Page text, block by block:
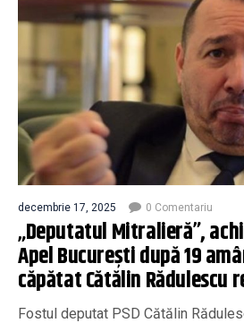
decembrie 17, 2025 0 Comentariu
„Deputatul Mitralieră”,
Apel București după 19
căpătat Cătălin Rădulescu
Fostul deputat PSD Cătălin